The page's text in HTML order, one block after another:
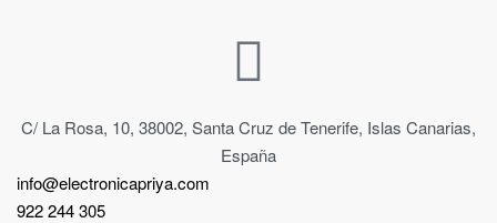
C/ La Rosa, 10, 38002, Santa Cruz de Tenerife, Islas Canarias,
España
info@electronicapriya.com
922 244 305